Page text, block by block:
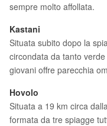
sempre molto affollata.
Kastani
Situata subito dopo la
circondata da tanto
giovani offre parecchia
Hovolo
Situata a 19 km circa
formata da tre spiagge